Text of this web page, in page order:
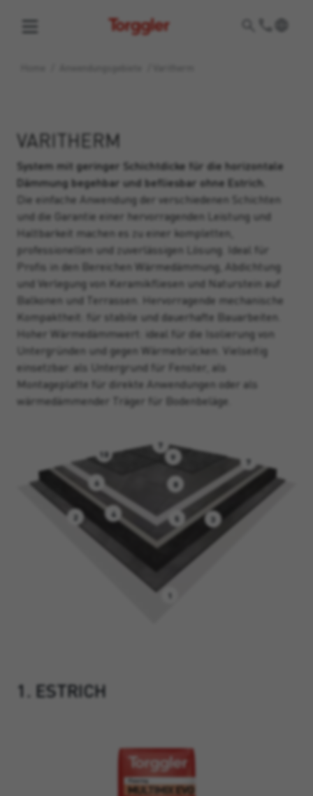
Torggler
VARITHERM
System mit geringer Schichtdicke für die horizontale
Dämmung begehbar und befliesbar ohne Estrich.
Die einfache Anwendung der verschiedenen Schichten
und die Garantie einer hervorragenden Leistung und
Haltbarkeit machen es zu einer kompletten,
professionellen und zuverlässigen Lösung. Ideal für
Profis in den Bereichen Wärmedämmung, Abdichtung
und Verlegung von Keramikfliesen und Naturstein auf
Balkonen und Terrassen. Hervorragende mechanische
Kompaktheit: für stabile und dauerhafte Bauarbeiten.
Hoher Wärmedämmwert: ideal für die Isolierung von
Untergründen und gegen Wärmebrücken. Vielseitig
einsetzbar: als Untergrund für Fenster, als
Montageplatte für direkte Anwendungen oder als
wärmedämmender Träger für Bodenbeläge.
1
3
4 5
6
7
8
9
10
1. ESTRICH